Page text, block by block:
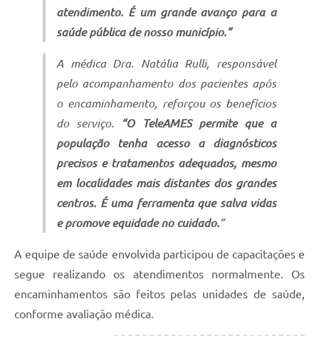
atendimento. É um grande avanço para a
saúde pública de nosso município.”
A médica Dra. Natália Rulli, responsável
pelo acompanhamento dos pacientes após
o encaminhamento, reforçou os benefícios
do serviço.
“O TeleAMES permite que a
população tenha acesso a diagnósticos
precisos e tratamentos adequados, mesmo
em localidades mais distantes dos grandes
centros. É uma ferramenta que salva vidas
e promove equidade no cuidado.”
A equipe de saúde envolvida participou de capacitações e
segue realizando os atendimentos normalmente. Os
encaminhamentos são feitos pelas unidades de saúde,
conforme avaliação médica.